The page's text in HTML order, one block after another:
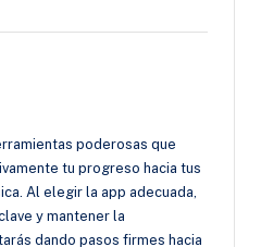
poderosas que
tu progreso hacia tus
Al elegir la app adecuada,
y mantener la
dando pasos firmes hacia